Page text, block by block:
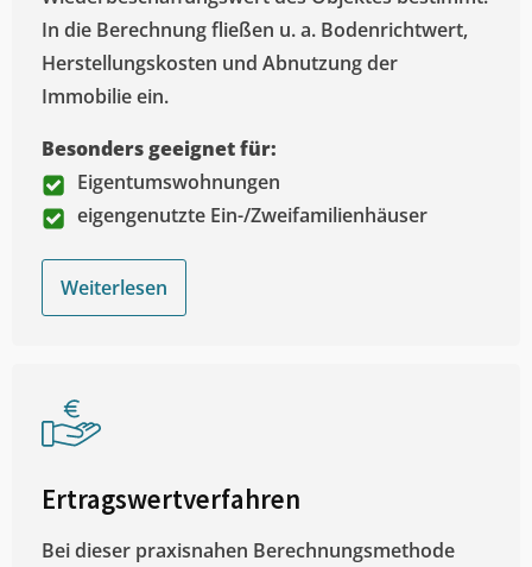
In die Berechnung fließen u. a. Bodenrichtwert,
Herstellungskosten und Abnutzung der
Immobilie ein.
Besonders geeignet für:
Eigentumswohnungen
eigengenutzte Ein-/Zweifamilienhäuser
Weiterlesen
Ertragswertverfahren
Bei dieser praxisnahen Berechnungsmethode